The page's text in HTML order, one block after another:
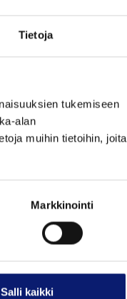
Tietoja
tukemiseen
alan
muihin tietoihin, joita
Markkinointi
Salli kaikki